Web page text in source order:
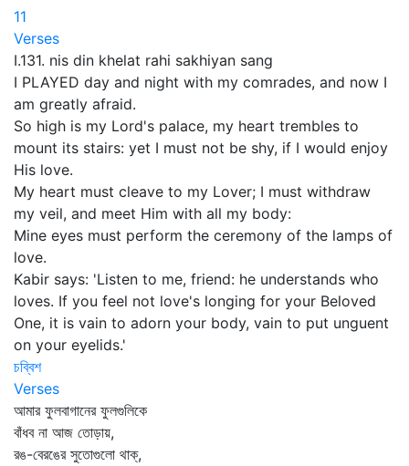
11
Verses
I.131. nis din khelat rahi sakhiyan sang
I PLAYED day and night with my comrades, and now I
am greatly afraid.
So high is my Lord's palace, my heart trembles to
mount its stairs: yet I must not be shy, if I would enjoy
His love.
My heart must cleave to my Lover; I must withdraw
my veil, and meet Him with all my body:
Mine eyes must perform the ceremony of the lamps of
love.
Kabir says: 'Listen to me, friend: he understands who
loves. If you feel not love's longing for your Beloved
One, it is vain to adorn your body, vain to put unguent
on your eyelids.'
চব্বিশ
Verses
আমার ফুলবাগানের ফুলগুলিকে
বাঁধব না আজ তোড়ায়,
রঙ-বেরঙের সুতোগুলো থাক্‌,